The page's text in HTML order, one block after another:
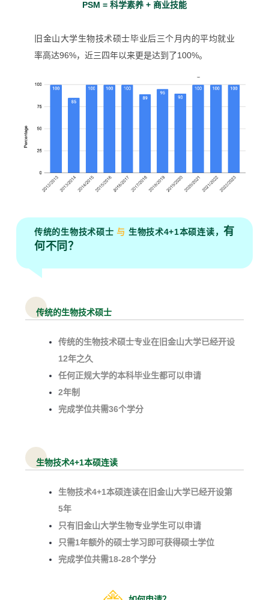
PSM = 科学素养 + 商业技能
旧金山大学生物技术硕士毕业后三个月内的平均就业
率高达96%，近三四年以来更是达到了100%。
传统的生物技术硕士与 生物技术4+1本硕连读，有
何不同？
传统的生物技术硕士
传统的生物技术硕士专业在旧金山大学已经开设
12年之久
任何正规大学的本科毕业生都可以申请
2年制
完成学位共需36个学分
生物技术4+1本硕连读
生物技术4+1本硕连读在旧金山大学已经开设第
5年
只有旧金山大学生物专业学生可以申请
只需1年额外的硕士学习即可获得硕士学位
完成学位共需18-28个学分